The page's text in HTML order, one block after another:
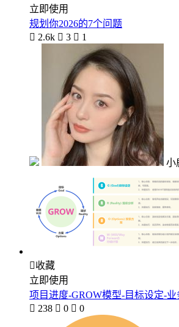
立即使用
规划你2026的7个问题
 2.6k  3  1
小
收藏
立即使用
项目进度-GROW模型-目标设定-
 238  0  0